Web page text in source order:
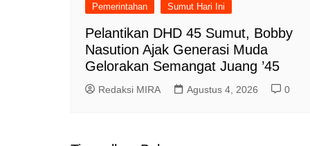
Pemerintahan
Sumut Hari Ini
Pelantikan DHD 45 Sumut, Bobby
Nasution Ajak Generasi Muda
Gelorakan Semangat Juang ’45
Redaksi MIRA Agustus 4, 2026 0